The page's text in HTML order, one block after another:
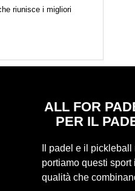
riunisce i migliori
ALL FOR
PER IL
Il padel e il
portiamo questi
qualità che